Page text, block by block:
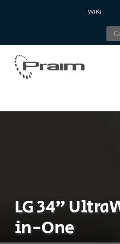
WIKI
Cerca
per:
LG 34”
in-One